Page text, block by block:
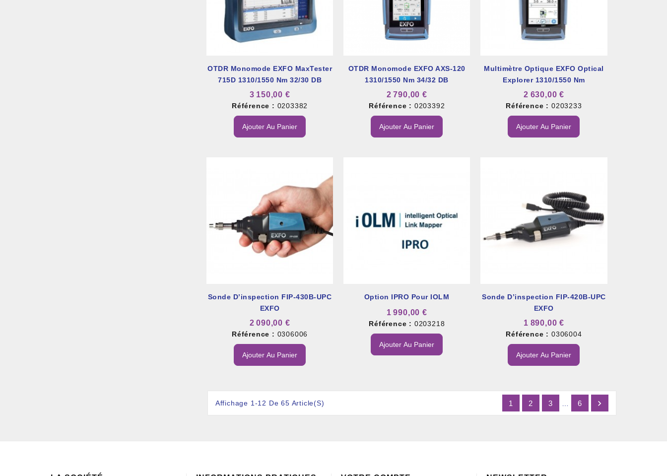
OTDR Monomode EXFO MaxTester
715D 1310/1550 Nm 32/30 DB
3 150,00 €
Référence : 0203382
Ajouter Au Panier
OTDR Monomode EXFO AXS-120
1310/1550 Nm 34/32 DB
2 790,00 €
Référence : 0203392
Ajouter Au Panier
Multimètre Optique EXFO Optical
Explorer 1310/1550 Nm
2 630,00 €
Référence : 0203233
Ajouter Au Panier
Sonde D’inspection FIP-430B-UPC
EXFO
2 090,00 €
Référence : 0306006
Ajouter Au Panier
Option IPRO Pour IOLM
1 990,00 €
Référence : 0203218
Ajouter Au Panier
Sonde D’inspection FIP-420B-UPC
EXFO
1 890,00 €
Référence : 0306004
Ajouter Au Panier
Affichage 1-12 De 65 Article(s) 1 2 3 6 